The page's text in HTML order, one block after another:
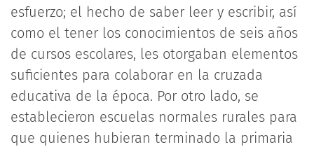
esfuerzo; el hecho de saber leer y escribir, así
como el tener los conocimientos de seis años
de cursos escolares, les otorgaban elementos
suficientes para colaborar en la cruzada
educativa de la época. Por otro lado, se
establecieron escuelas normales rurales para
que quienes hubieran terminado la primaria